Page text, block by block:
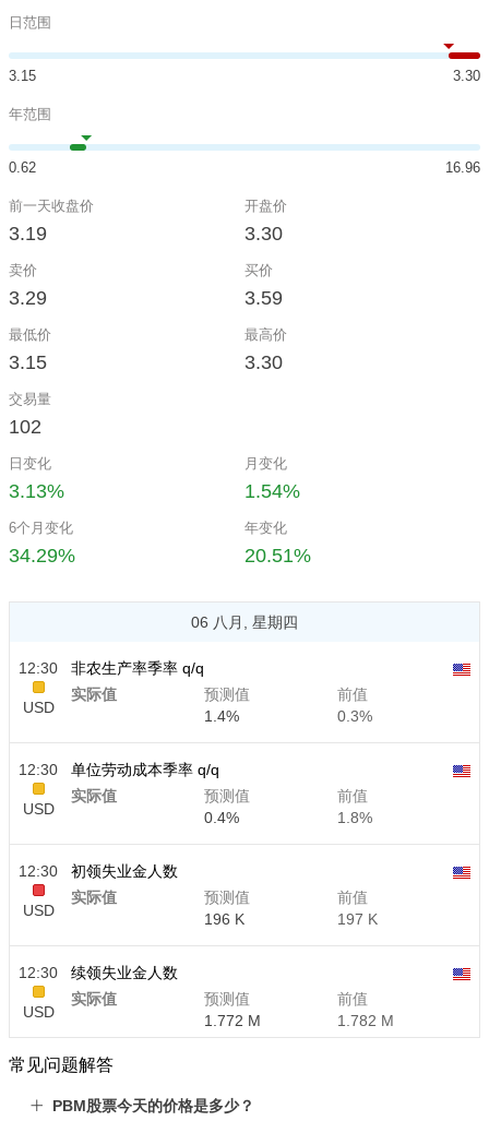
日范围
3.15 3.30
年范围
0.62 16.96
前一天收盘价
3.19
开盘价
3.30
卖价
3.29
买价
3.59
最低价
3.15
最高价
3.30
交易量
102
日变化
3.13%
月变化
1.54%
6个月变化
34.29%
年变化
20.51%
06 八月, 星期四
12:30
USD
非农生产率季率 q/q
实际值
预测值
1.4%
前值
0.3%
12:30
USD
单位劳动成本季率 q/q
实际值
预测值
0.4%
前值
1.8%
12:30
USD
初领失业金人数
实际值
预测值
196 K
前值
197 K
12:30
USD
续领失业金人数
实际值
预测值
1.772 M
前值
1.782 M
常见问题解答
PBM股票今天的价格是多少？